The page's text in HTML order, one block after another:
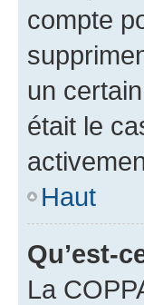
compte
un
était le
Haut
Qu’est-
La